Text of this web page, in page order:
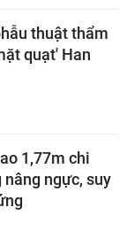
thuật thẩm
quạt' Han
1,77m chi
ngực, suy